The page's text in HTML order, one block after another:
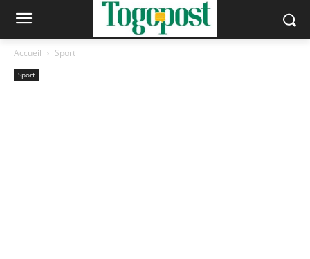
Accueil Sport
Sport